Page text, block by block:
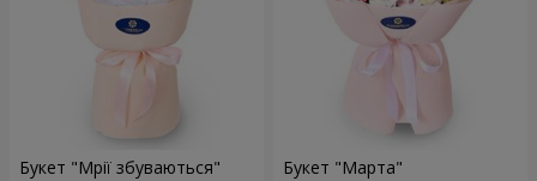
Букет "Мрії збуваються" Букет "Марта"